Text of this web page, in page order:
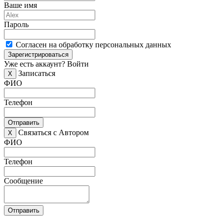
Ваше имя
Пароль
Согласен на обработку персональных данных
Зарегистрироваться
Уже есть аккаунт? Войти
X
Записаться
ФИО
Телефон
Отправить
X
Связаться с Автором
ФИО
Телефон
Сообщение
Отправить